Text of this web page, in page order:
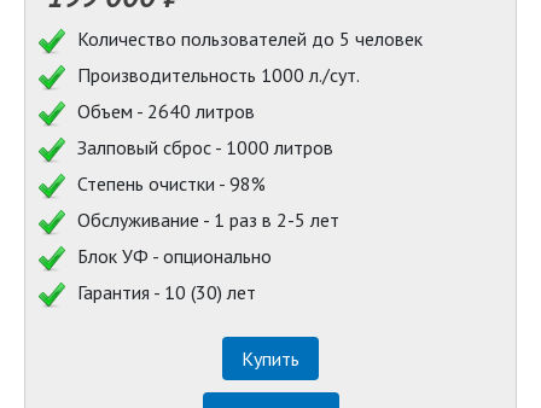
Количество пользователей до 5 человек
Производительность 1000 л./сут.
Объем - 2640 литров
Залповый сброс - 1000 литров
Степень очистки - 98%
Обслуживание - 1 раз в 2-5 лет
Блок УФ - опционально
Гарантия - 10 (30) лет
Купить